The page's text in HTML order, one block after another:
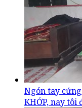
Ngón tay
KHỚP, nay tôi